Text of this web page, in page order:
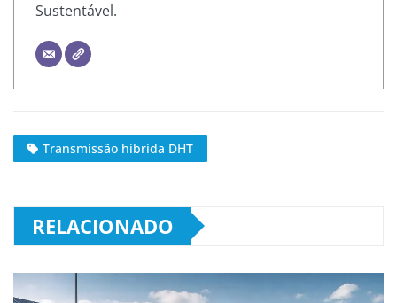
Sustentável.
Transmissão híbrida DHT
RELACIONADO